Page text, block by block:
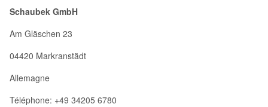
Schaubek GmbH
Am Gläschen 23
04420 Markranstädt
Allemagne
Téléphone: +49 34205 6780